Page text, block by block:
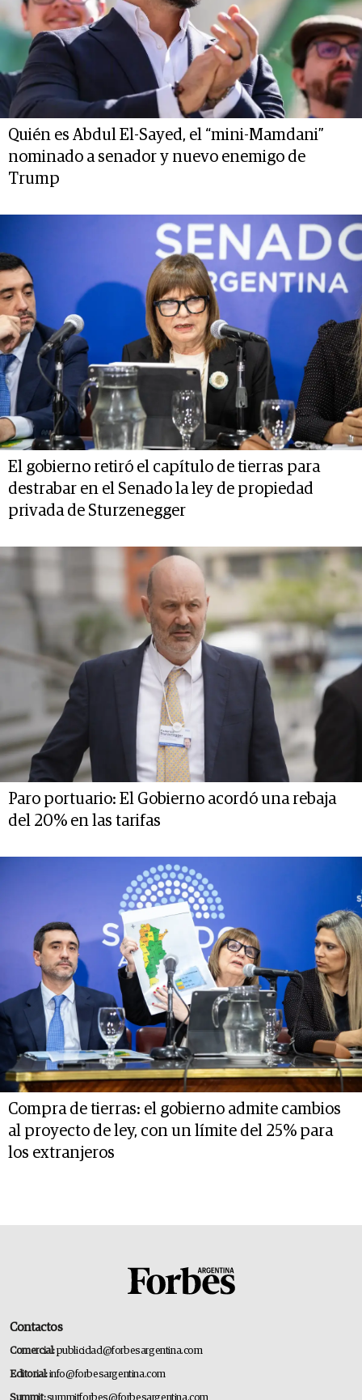
Quién es Abdul El-Sayed, el “mini-Mamdani”
nominado a senador y nuevo enemigo de
Trump
El gobierno retiró el capítulo de tierras para
destrabar en el Senado la ley de propiedad
privada de Sturzenegger
Paro portuario: El Gobierno acordó una rebaja
del 20% en las tarifas
Compra de tierras: el gobierno admite cambios
al proyecto de ley, con un límite del 25% para
los extranjeros
Contactos
Comercial:publicidad@forbesargentina.com
Editorial:info@forbesargentina.com
Summit:summitforbes@forbesargentina.com